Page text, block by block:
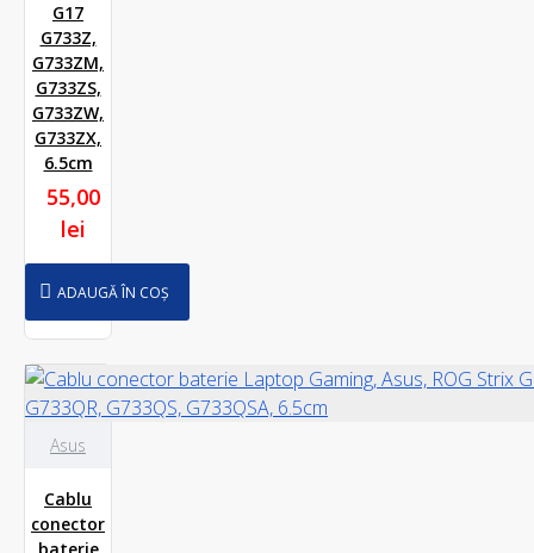
G17
G733Z,
G733ZM,
G733ZS,
G733ZW,
G733ZX,
6.5cm
55,00
lei
ADAUGĂ ÎN COȘ
Asus
Cablu
conector